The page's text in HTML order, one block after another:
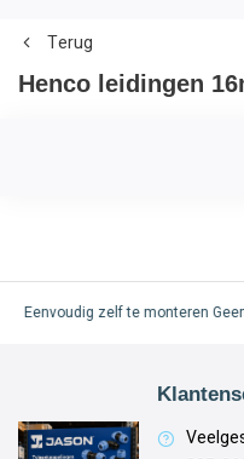
Terug
Henco leidingen
zelf te monterenGeen